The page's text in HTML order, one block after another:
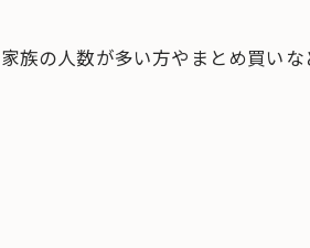
族の人数が多い方やまとめ買い